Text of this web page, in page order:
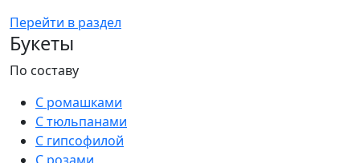
Перейти в раздел
Букеты
По составу
С ромашками
С тюльпанами
С гипсофилой